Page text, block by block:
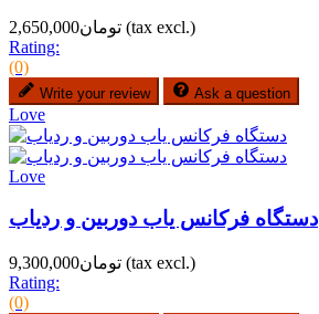
تومان2,650,000 (tax excl.)
Rating:
(0)
Write your review Ask a question
Love
Love
دستگاه فرکانس یاب دوربین و ردیاب
تومان9,300,000 (tax excl.)
Rating:
(0)